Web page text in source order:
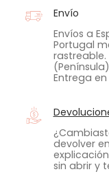
Envío
Envíos a
Portugal
Entrega
devolver
sin abrir y